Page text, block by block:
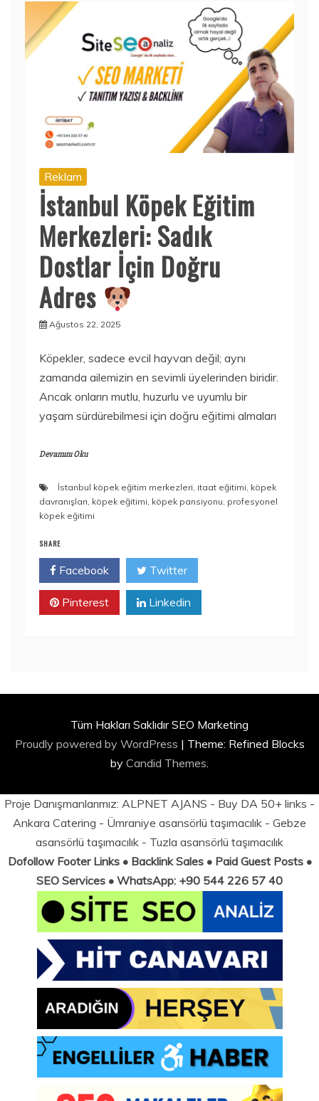
Reklam
İstanbul Köpek Eğitim
Merkezleri: Sadık
Dostlar İçin Doğru
Adres
Ağustos 22, 2025
Köpekler, sadece evcil hayvan değil; aynı
zamanda ailemizin en sevimli üyelerinden biridir.
Ancak onların mutlu, huzurlu ve uyumlu bir
yaşam sürdürebilmesi için doğru eğitimi almaları
Devamını Oku
İstanbul köpek eğitim merkezleri, itaat eğitimi, köpek
davranışları, köpek eğitimi, köpek pansiyonu, profesyonel
köpek eğitimi
SHARE
Facebook Twitter
Pinterest Linkedin
Tüm Hakları Saklıdır SEO Marketing
Proudly powered by WordPress | Theme: Refined Blocks
by Candid Themes.
Proje Danışmanlarımız: ALPNET AJANS - Buy DA 50+ links -
Ankara Catering - Ümraniye asansörlü taşımacılık - Gebze
asansörlü taşımacılık - Tuzla asansörlü taşımacılık
Dofollow Footer Links • Backlink Sales • Paid Guest Posts •
SEO Services • WhatsApp: +90 544 226 57 40